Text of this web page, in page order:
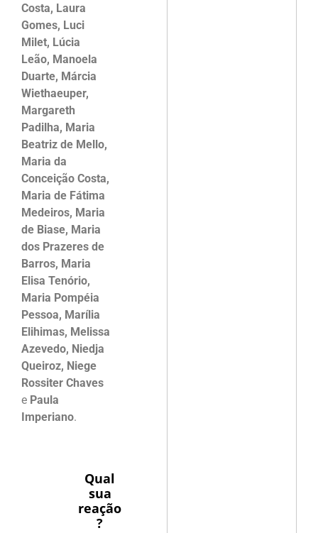
Costa, Laura
Gomes, Luci
Milet, Lúcia
Leão, Manoela
Duarte, Márcia
Wiethaeuper,
Margareth
Padilha, Maria
Beatriz de Mello,
Maria da
Conceição Costa,
Maria de Fátima
Medeiros, Maria
de Biase, Maria
dos Prazeres de
Barros, Maria
Elisa Tenório,
Maria Pompéia
Pessoa, Marília
Elihimas, Melissa
Azevedo, Niedja
Queiroz, Niege
Rossiter Chaves
e Paula
Imperiano.
Qual
sua
reação
?